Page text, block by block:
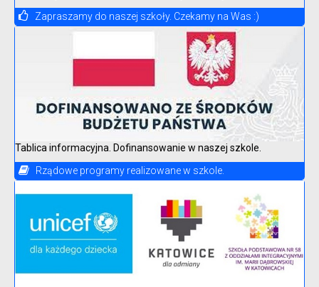
Zapraszamy do naszej szkoły. Czekamy na Was :)
Tablica informacyjna. Dofinansowanie w naszej szkole.
Rządowe programy realizowane w szkole.